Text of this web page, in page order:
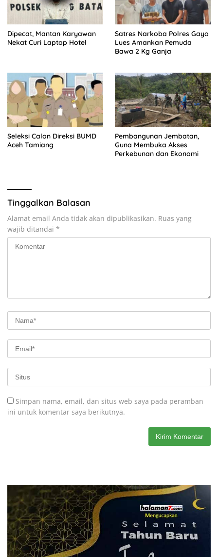
Dipecat, Mantan Karyawan
Nekat Curi Laptop Hotel
Satres Narkoba Polres Gayo
Lues Amankan Pemuda
Bawa 2 Kg Ganja
Seleksi Calon Direksi BUMD
Aceh Tamiang
Pembangunan Jembatan,
Guna Membuka Akses
Perkebunan dan Ekonomi
Tinggalkan Balasan
Alamat email Anda tidak akan dipublikasikan. Ruas yang
wajib ditandai *
Simpan nama, email, dan situs web saya pada peramban
ini untuk komentar saya berikutnya.